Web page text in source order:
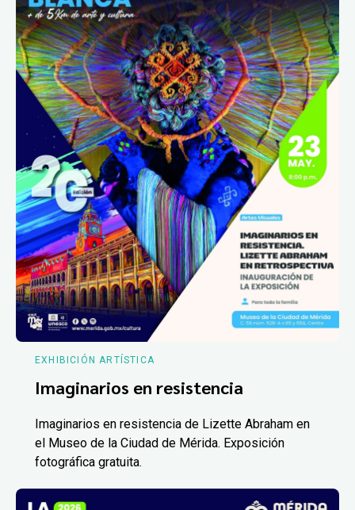
EXHIBICIÓN ARTÍSTICA
Imaginarios en resistencia
Imaginarios en resistencia de Lizette Abraham en
el Museo de la Ciudad de Mérida. Exposición
fotográfica gratuita.